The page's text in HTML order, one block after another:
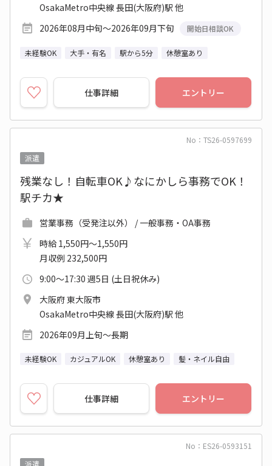
OsakaMetro中央線 長田(大阪府)駅 他
2026年08月中旬～2026年09月下旬
開始日相談OK
未経験OK 大手・有名 駅から5分 休憩室あり
仕事詳細 エントリー
No：TS26-0597699
派遣
残業なし！自転車OK♪なにかしら事務でOK！
駅チカ★
営業事務（受発注以外） / 一般事務・OA事務
時給 1,550円～1,550円
月収例 232,500円
9:00～17:30 週5日 (土日祝休み)
大阪府 東大阪市
OsakaMetro中央線 長田(大阪府)駅 他
2026年09月上旬～長期
未経験OK カジュアルOK 休憩室あり 髪・ネイル自由
仕事詳細 エントリー
No：ES26-0593151
派遣